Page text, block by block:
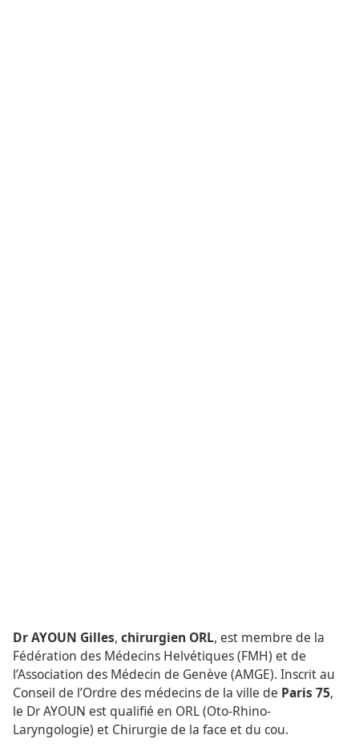
Dr AYOUN Gilles, chirurgien ORL, est membre de la
Fédération des Médecins Helvétiques (FMH) et de
l’Association des Médecin de Genève (AMGE). Inscrit au
Conseil de l’Ordre des médecins de la ville de Paris 75,
le Dr AYOUN est qualifié en ORL (Oto-Rhino-
Laryngologie) et Chirurgie de la face et du cou.